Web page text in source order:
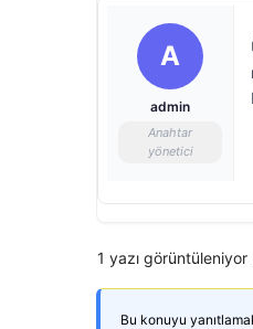
A
admin
Anahtar
yönetici
1 yazı görüntüleniyor
Bu konuyu